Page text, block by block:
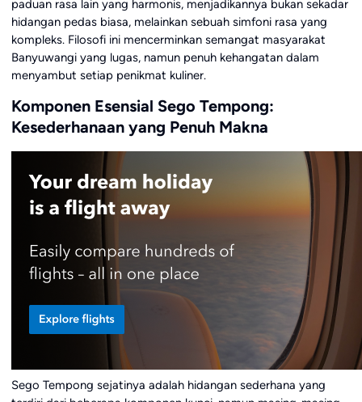
paduan rasa lain yang harmonis, menjadikannya bukan sekadar
hidangan pedas biasa, melainkan sebuah simfoni rasa yang
kompleks. Filosofi ini mencerminkan semangat masyarakat
Banyuwangi yang lugas, namun penuh kehangatan dalam
menyambut setiap penikmat kuliner.
Komponen Esensial Sego Tempong:
Kesederhanaan yang Penuh Makna
Sego Tempong sejatinya adalah hidangan sederhana yang